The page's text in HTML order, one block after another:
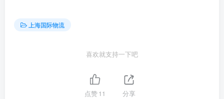
上海国际物流
喜欢就支持一下吧
点赞11 分享